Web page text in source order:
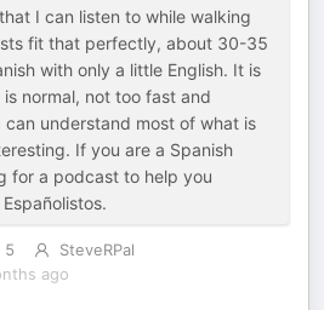
I can listen to while walking
fit that perfectly, about 30-35
with only a little English. It is
normal, not too fast and
can understand most of what is
If you are a Spanish
for a podcast to help you
5
SteveRPal
ago